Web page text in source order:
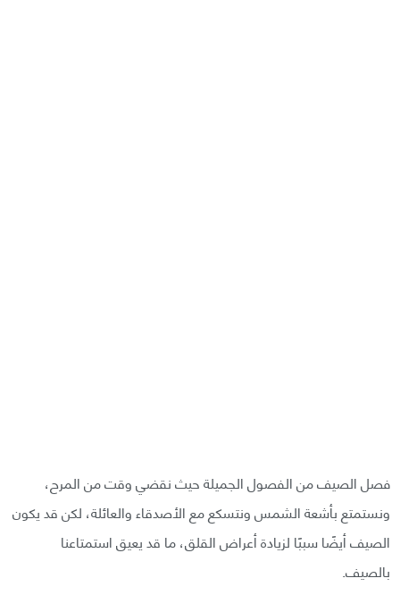
فصل الصيف من الفصول الجميلة حيث نقضي وقت من المرح،
ونستمتع بأشعة الشمس ونتسكع مع الأصدقاء والعائلة، لكن قد يكون
الصيف أيضًا سببًا لزيادة أعراض القلق، ما قد يعيق استمتاعنا
بالصيف.